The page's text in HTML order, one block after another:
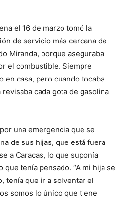
el 16 de marzo tomó la
de servicio más cercana de
Miranda, porque aseguraba
el combustible. Siempre
en casa, pero cuando tocaba
cada gota de gasolina
una emergencia que se
de sus hijas, que está fuera
a Caracas, lo que suponía
que tenía pensado. “A mi hija se
tenía que ir a solventar el
somos lo único que tiene